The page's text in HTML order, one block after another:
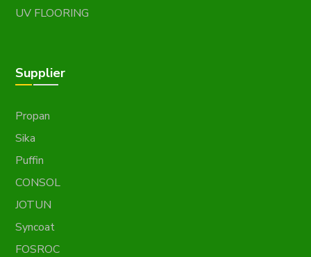
UV FLOORING
Supplier
Propan
Sika
Puffin
CONSOL
JOTUN
Syncoat
FOSROC